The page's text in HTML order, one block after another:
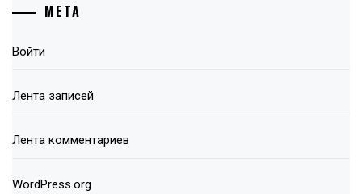
МЕТА
Войти
Лента записей
Лента комментариев
WordPress.org